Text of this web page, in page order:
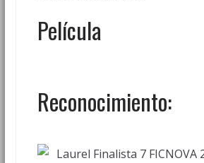
Película
Reconocimiento: